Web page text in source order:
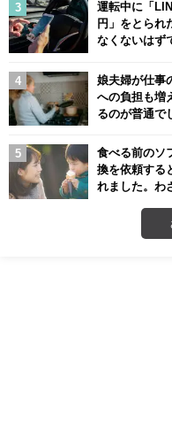
運転中に「
円」をとられ
なくないはず
娘夫婦が仕事
への負担も増
るのが普通で
食べる前のソ
換を依頼する
れました。わ